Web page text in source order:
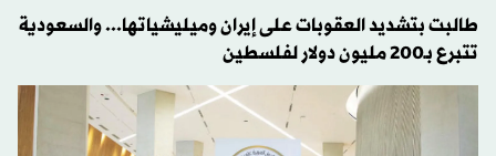
طالبت بتشديد العقوبات على إيران وميليشياتها... والسعودية
تتبرع بـ200 مليون دولار لفلسطين